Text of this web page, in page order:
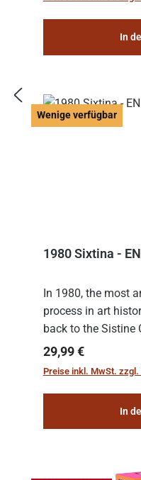
In
Wenige verfügbar
1980 Sixtina - EN
In 1980, the most
process in art
back to the Sistine
team of experts
the meticulous job
Regulärer Preis:
29,99 €
Preise inkl. MwSt.
In